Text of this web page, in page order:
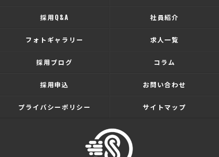
採用Q&A 社員紹介
フォトギャラリー 求人一覧
採用ブログ コラム
採用申込 お問い合わせ
プライバシーポリシー サイトマップ